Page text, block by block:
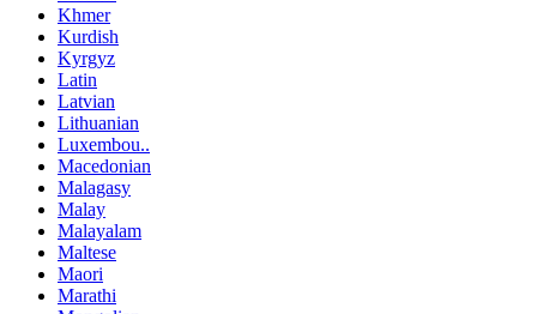
Khmer
Kurdish
Kyrgyz
Latin
Latvian
Lithuanian
Luxembou..
Macedonian
Malagasy
Malay
Malayalam
Maltese
Maori
Marathi